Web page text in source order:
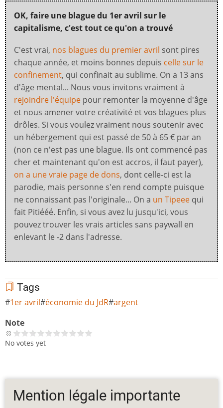
OK, faire une blague du 1er avril sur le
capitalisme, c'est tout ce qu'on a trouvé
C'est vrai, nos blagues du premier avril sont pires
chaque année, et moins bonnes depuis celle sur le
confinement, qui confinait au sublime. On a 13 ans
d'âge mental... Nous vous invitons vraiment à
rejoindre l'équipe pour remonter la moyenne d'âge
et nous amener votre créativité et vos blagues plus
drôles. Si vous voulez vraiment nous soutenir avec
un hébergement qui est passé de 50 à 65 € par an
(non ce n'est pas une blague. Ils ont commencé pas
cher et maintenant qu'on est accros, il faut payer),
on a une vraie page de dons, dont celle-ci est la
parodie, mais personne s'en rend compte puisque
ne connaissant pas l'originale... On a un Tipeee qui
fait Pitiééé. Enfin, si vous avez lu jusqu'ici, vous
pouvez trouver les vrais articles sans paywall en
enlevant le -2 dans l'adresse.
Tags
1er avril économie du JdR argent
Note
No votes yet
Mention légale importante